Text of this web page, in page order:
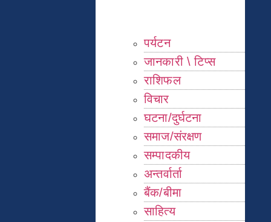
पर्यटन
जानकारी \ टिप्स
राशिफल
विचार
घटना/दुर्घटना
समाज/संरक्षण
सम्पादकीय
अन्तर्वार्ता
बैंक/बीमा
साहित्य